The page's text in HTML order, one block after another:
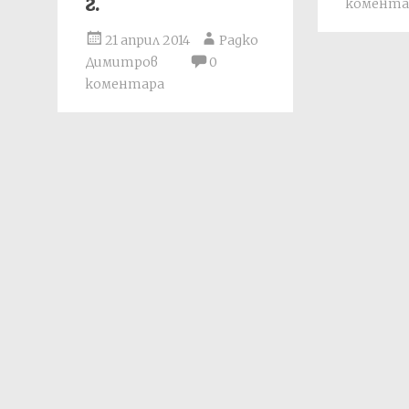
21 април 2014
Радко
Димитров
0
коментара